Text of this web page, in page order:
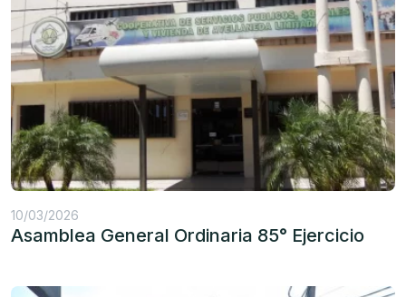
10/03/2026
Asamblea General Ordinaria 85° Ejercicio